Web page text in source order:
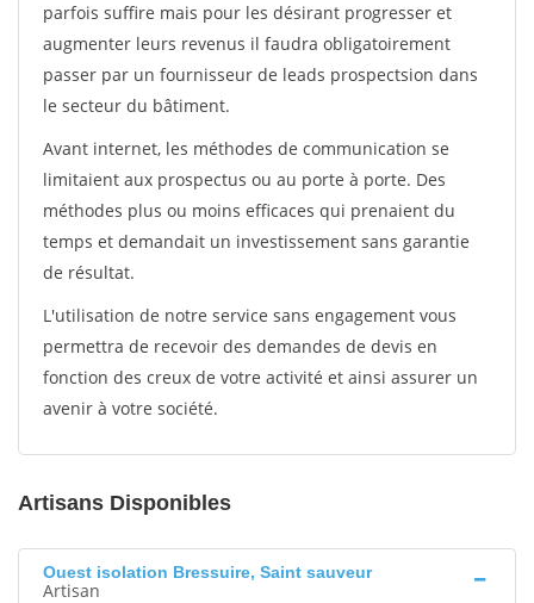
parfois suffire mais pour les désirant progresser et
augmenter leurs revenus il faudra obligatoirement
passer par un fournisseur de leads prospectsion dans
le secteur du bâtiment.
Avant internet, les méthodes de communication se
limitaient aux prospectus ou au porte à porte. Des
méthodes plus ou moins efficaces qui prenaient du
temps et demandait un investissement sans garantie
de résultat.
L'utilisation de notre service sans engagement vous
permettra de recevoir des demandes de devis en
fonction des creux de votre activité et ainsi assurer un
avenir à votre société.
Artisans Disponibles
Ouest isolation Bressuire, Saint sauveur
Artisan